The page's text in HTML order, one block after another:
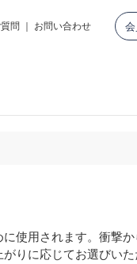
問 お問い合わせ
使用されます。衝撃
りに応じてお選びいた